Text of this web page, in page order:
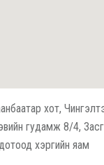
хот,
гудамж 8/4,
хэргийн яам